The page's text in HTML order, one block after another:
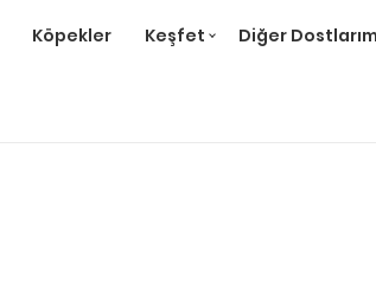
Köpekler Keşfet Diğer